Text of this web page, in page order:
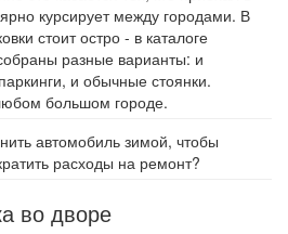
курсирует между городами. В
стоит остро - в каталоге
разные варианты: и
и обычные стоянки.
большом городе.
автомобиль зимой, чтобы
расходы на ремонт?
во дворе